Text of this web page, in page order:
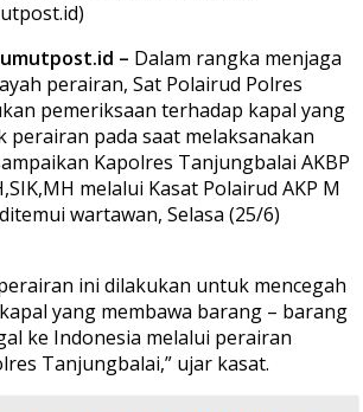
– Dalam rangka menjaga
perairan, Sat Polairud Polres
pemeriksaan terhadap kapal yang
perairan pada saat melaksanakan
Kapolres Tanjungbalai AKBP
melalui Kasat Polairud AKP M
wartawan, Selasa (25/6)
ini dilakukan untuk mencegah
yang membawa barang – barang
ke Indonesia melalui perairan
Tanjungbalai,” ujar kasat.